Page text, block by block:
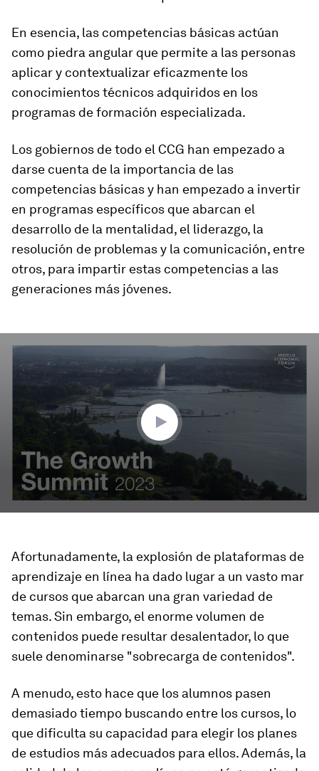
En esencia, las competencias básicas actúan
como piedra angular que permite a las personas
aplicar y contextualizar eficazmente los
conocimientos técnicos adquiridos en los
programas de formación especializada.
Los gobiernos de todo el CCG han empezado a
darse cuenta de la importancia de las
competencias básicas y han empezado a invertir
en programas específicos que abarcan el
desarrollo de la mentalidad, el liderazgo, la
resolución de problemas y la comunicación, entre
otros, para impartir estas competencias a las
generaciones más jóvenes.
seconds
minutes,
Afortunadamente, la explosión de plataformas de
aprendizaje en línea ha dado lugar a un vasto mar
de cursos que abarcan una gran variedad de
temas. Sin embargo, el enorme volumen de
contenidos puede resultar desalentador, lo que
suele denominarse "sobrecarga de contenidos".
A menudo, esto hace que los alumnos pasen
demasiado tiempo buscando entre los cursos, lo
que dificulta su capacidad para elegir los planes
de estudios más adecuados para ellos. Además, la